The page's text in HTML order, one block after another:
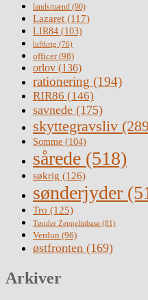
landsmænd (90)
Lazaret (117)
LIR84 (103)
luftkrig (76)
officer(98)
orlov (136)
rationering (194)
RIR86 (146)
savnede (175)
skyttegravsliv
Somme (104)
sårede (518)
søkrig (126)
sønderjyder
Tro (125)
Tønder Zeppelinbase (81)
Verdun (96)
østfronten (169)
Arkiver